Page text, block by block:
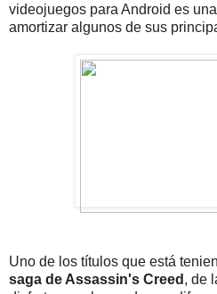
videojuegos para Android es
amortizar algunos de sus
Uno de los títulos que está
saga de Assassin's Creed , de